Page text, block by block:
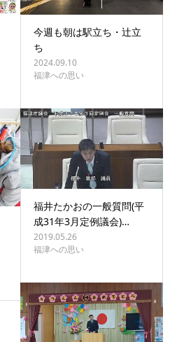
今週も朝は駅立ち・辻立
ち
2024.09.10
福津への思い
福井たかおの一般質問(平
成31年3月定例議会)…
2019.05.26
福津への思い